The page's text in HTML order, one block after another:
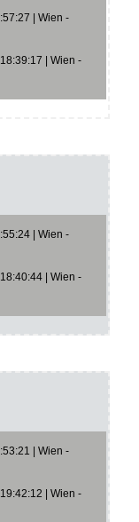
| Wien -
| Wien -
| Wien -
| Wien -
| Wien -
| Wien -